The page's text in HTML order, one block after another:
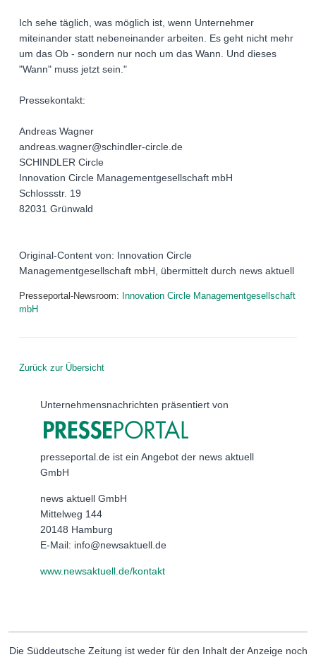
Ich sehe täglich, was möglich ist, wenn Unternehmer
miteinander statt nebeneinander arbeiten. Es geht nicht mehr
um das Ob - sondern nur noch um das Wann. Und dieses
"Wann" muss jetzt sein."
Pressekontakt:
Andreas Wagner
andreas.wagner@schindler-circle.de
SCHINDLER Circle
Innovation Circle Managementgesellschaft mbH
Schlossstr. 19
82031 Grünwald
Original-Content von: Innovation Circle
Managementgesellschaft mbH, übermittelt durch news aktuell
Presseportal-Newsroom: Innovation Circle Managementgesellschaft
mbH
Zurück zur Übersicht
Unternehmensnachrichten präsentiert von
presseportal.de ist ein Angebot der news aktuell
GmbH
news aktuell GmbH
Mittelweg 144
20148 Hamburg
E-Mail: info@newsaktuell.de
www.newsaktuell.de/kontakt
Die Süddeutsche Zeitung ist weder für den Inhalt der Anzeige noch